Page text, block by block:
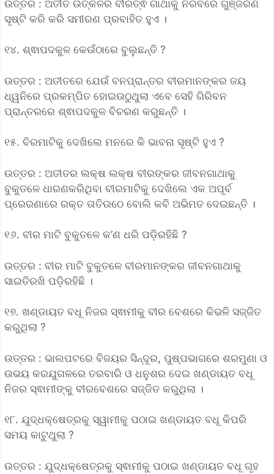
ଉତ୍ତର : ଅତୀତ ଉତ୍କଳର ବୀରତ୍ଵ ଗାଥାକୁ ନିରବରେ ଗୁଞ୍ଜରଣ
ସୃଷ୍ଟି କରି କରି ସମୀରଣ ପ୍ରବାହିତ ହୁଏ ।
୧୪. ଶ୍ଵାପଦକୁଳ କେଉଁଠାରେ ବୁଲୁଛନ୍ତି ?
ଉତ୍ତର : ଅତୀତରେ ଯେଉଁ ବନପ୍ରାନ୍ତର ବୀରମାନଙ୍କର ଜୟ
ଧ୍ୱନିରେ ପ୍ରକମ୍ପିତ ହୋଇଉଠୁଥୁଲା ଏବେ ସେହି ଗିରିବନ
ପ୍ରାନ୍ତରରେ ଶ୍ଵାପଦକୁଳ ବିଚରଣ କରୁଛନ୍ତି ।
୧୫. ବିରମାଟିକୁ ଦେଖିଲେ ମନରେ କି ଭାବନା ସୃଷ୍ଟି ହୁଏ ?
ଉତ୍ତର : ଅତୀତର ଲକ୍ଷ ଲକ୍ଷ ବୀରଙ୍କର ଜୀବନଗାଥାକୁ
ବୁକୁତଳେ ଧାରଣକରିଥିବା ବୀରମାଟିକୁ ଦେଖ‌ିଲେ ଏକ ଅପୂର୍ବ
ପ୍ରେରଣାରେ ରକ୍ତ ତାତିଉଠେ ବୋଲି କବି ଅଭିମତ ଦେଇଛନ୍ତି ।
୧୬. ବୀର ମାଟି ବୁକୁତଳେ କ’ଣ ଧରି ପଡ଼ିରହିଛି ?
ଉତ୍ତର : ବୀର ମାଟି ବୁକୁତଳେ ବୀରମାନଙ୍କର ଜୀବନଗାଥାକୁ
ସାଇତିରଖି ପଡ଼ିରହିଛି ।
୧୭. ଖଣ୍ଡାୟତ ବଧୂ ନିଜର ସ୍ଵାମୀକୁ ବୀର ବେଶରେ କିଭଳି ସଜ୍ଜିତ
କରୁଥିଲା ?
ଉତ୍ତର : ଭାଲପଟରେ ବିଜୟର ସିନ୍ଦୂର, ପୁଷ୍ପଭାଗରେ ଶରମୁଣା ଓ
ଉଭୟ କରଯୁଗଳରେ ତରବାରି ଓ ଧନୁଶର ଦେଇ ଖଣ୍ଡାୟତ ବଧୂ
ନିଜର ସ୍ଵାମୀଙ୍କୁ ବୀରବେଶରେ ସଜ୍ଜିତ କରୁଥିଲା ।
୧୮. ଯୁଦ୍ଧକ୍ଷେତ୍ରକୁ ସ୍ୱାମୀକୁ ପଠାଇ ଖଣ୍ଡାୟତ ବଧୂ କିପରି
ସମୟ କାଟୁଥୁଲା ?
ଉତ୍ତର : ଯୁଦ୍ଧକ୍ଷେତ୍ରକୁ ସ୍ଵାମୀକୁ ପଠାଇ ଖଣ୍ଡାୟତ ବଧୂ ଗୃହ